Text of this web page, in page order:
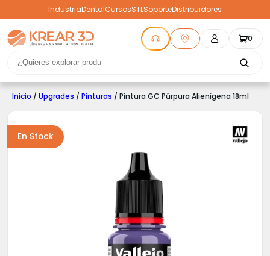
IndustriaDentalCursosSTLSoporteDistribuidores
0
Inicio / Upgrades / Pinturas / Pintura GC Púrpura Alienígena 18ml
En Stock